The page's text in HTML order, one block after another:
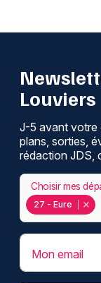
Louviers
J-5 avant votre
plans, sorties,
rédaction JDS,
27 - Eure
Choisir mes
Mon email